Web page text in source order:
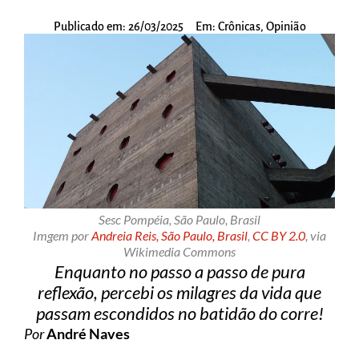
Publicado em: 26/03/2025 Em: Crônicas, Opinião
Sesc Pompéia, São Paulo, Brasil
Imgem porAndreia Reis, São Paulo, Brasil, CC BY 2.0, via
Wikimedia Commons
Enquanto no passo a passo de pura
reflexão, percebi os milagres da vida que
passam escondidos no batidão do corre!
PorAndré Naves